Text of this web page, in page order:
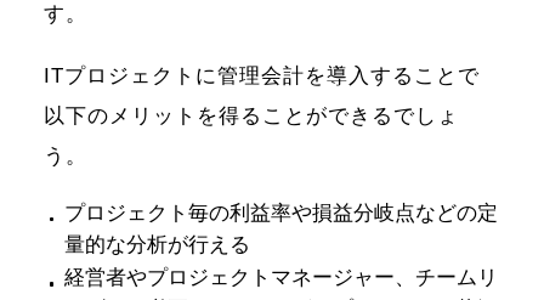
す。
ITプロジェクトに管理会計を導入することで
以下のメリットを得ることができるでしょ
う。
プロジェクト毎の利益率や損益分岐点などの定
量的な分析が行える
経営者やプロジェクトマネージャー、チームリ